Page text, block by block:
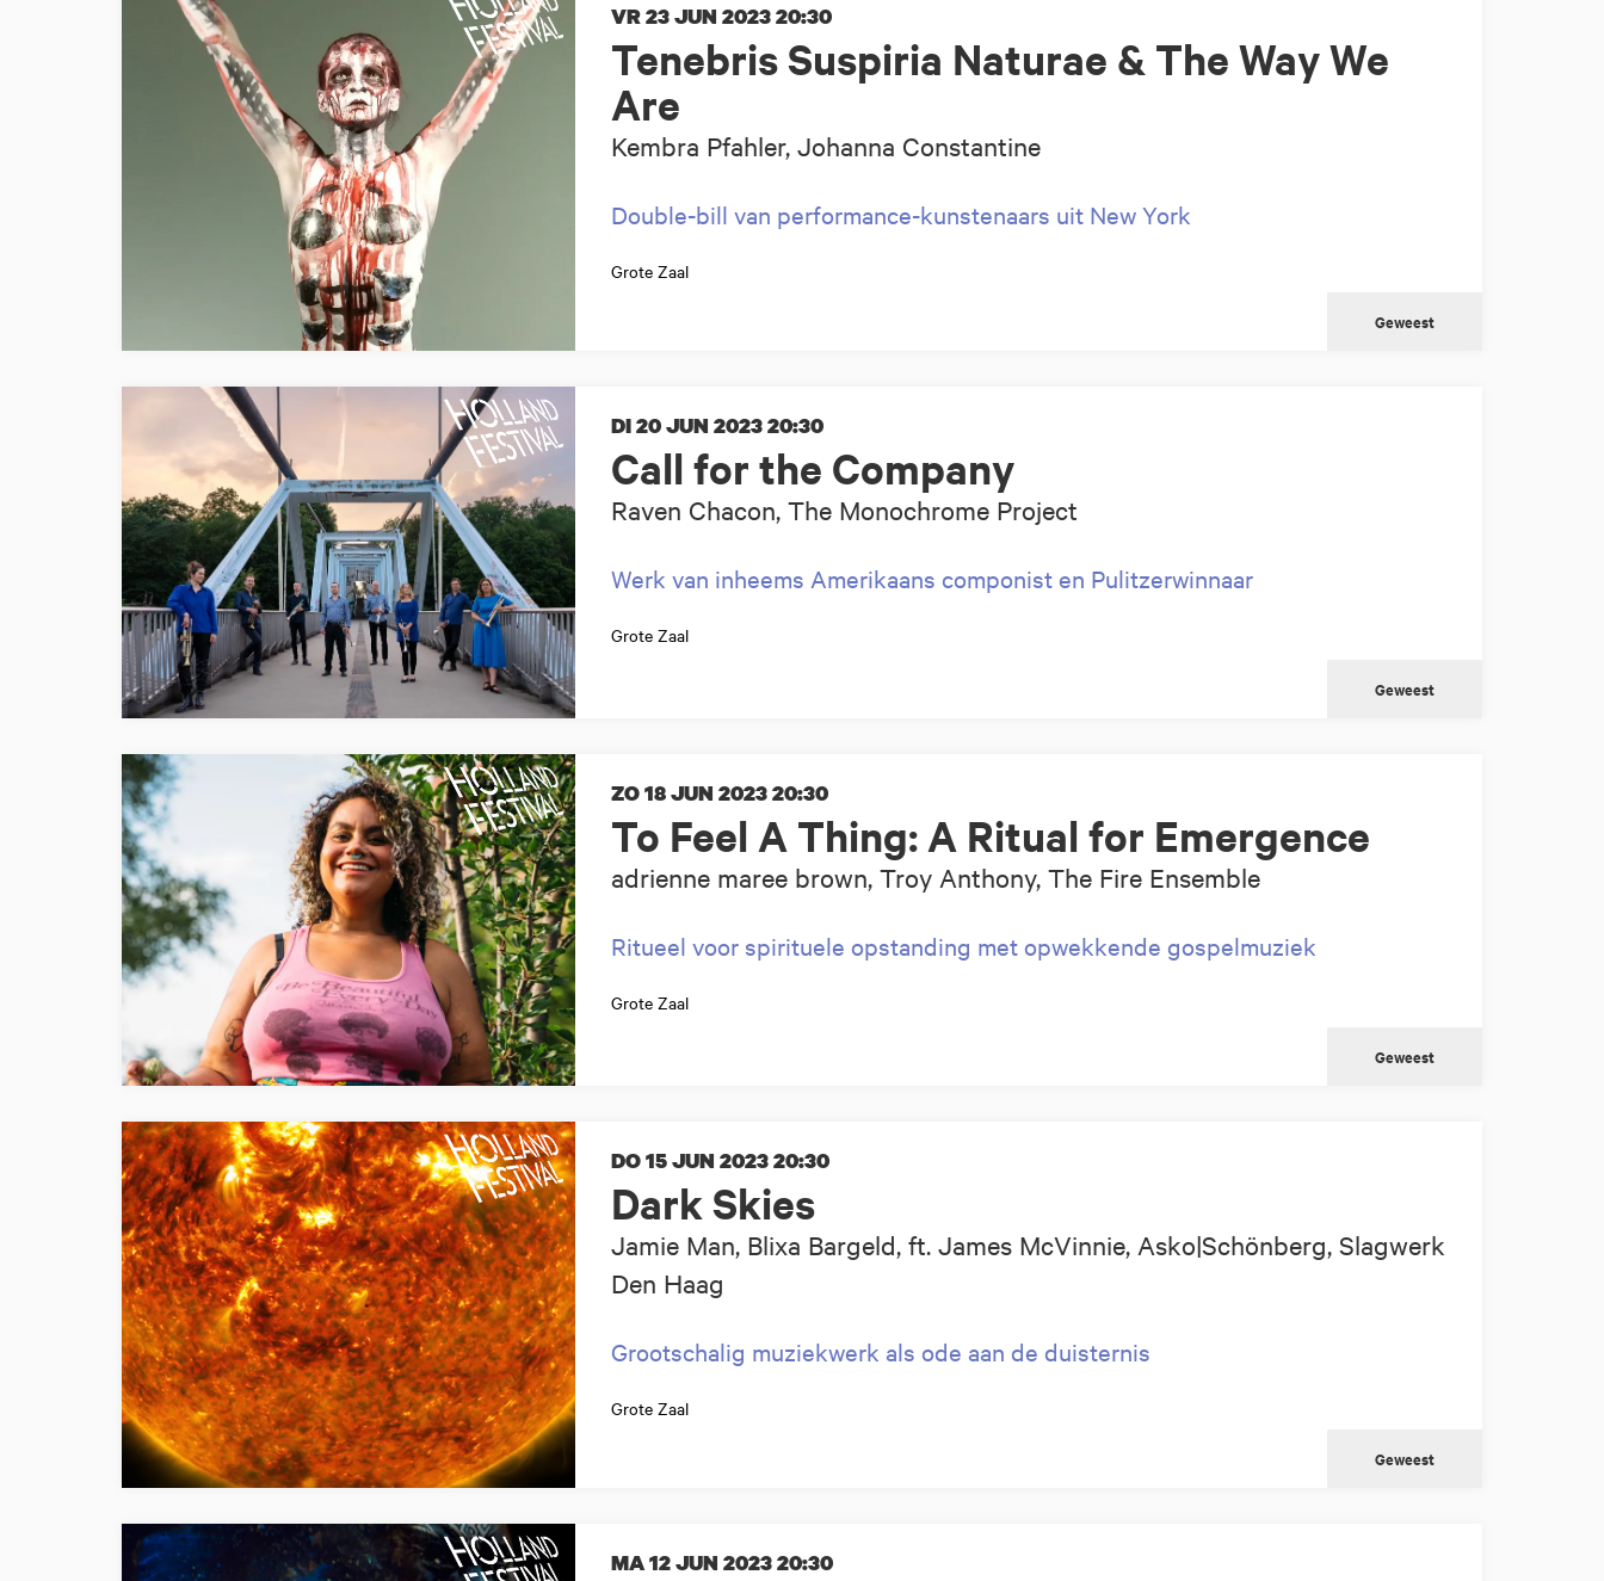
Tenebris Suspiria Naturae & The Way We
Are
Kembra Pfahler, Johanna Constantine
VR 23 JUN 202320:30
Double-bill van performance-kunstenaars uit New York
Grote Zaal
Geweest
Call for the Company
Raven Chacon, The Monochrome Project
DI 20 JUN 202320:30
Werk van inheems Amerikaans componist en Pulitzerwinnaar
Grote Zaal
Geweest
To Feel A Thing: A Ritual for Emergence
adrienne maree brown, Troy Anthony, The Fire Ensemble
ZO 18 JUN 202320:30
Ritueel voor spirituele opstanding met opwekkende gospelmuziek
Grote Zaal
Geweest
Dark Skies
Jamie Man, Blixa Bargeld, ft. James McVinnie, Asko|Schönberg, Slagwerk
Den Haag
DO 15 JUN 202320:30
Grootschalig muziekwerk als ode aan de duisternis
Grote Zaal
Geweest
MA 12 JUN 202320:30